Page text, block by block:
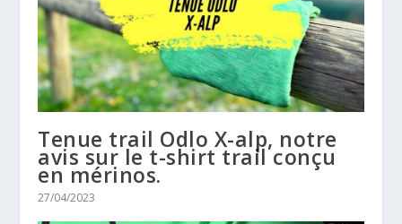
Tenue trail Odlo X-alp, notre
avis sur le t-shirt trail conçu
en mérinos.
27/04/2023